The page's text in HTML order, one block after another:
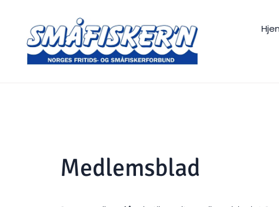
Medlemsblad